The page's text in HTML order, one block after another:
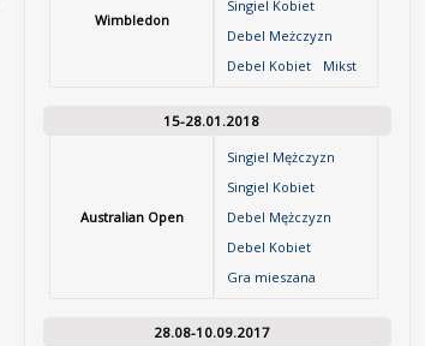
Wimbledon
Singiel Kobiet
Debel Meżczyzn
Debel Kobiet
Mikst
15-28.01.2018
Australian Open
Singiel Mężczyzn
Singiel Kobiet
Debel Mężczyzn
Debel Kobiet
Gra mieszana
28.08-10.09.2017